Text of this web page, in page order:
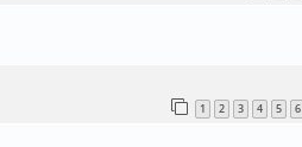
1 2 3 4 5 6